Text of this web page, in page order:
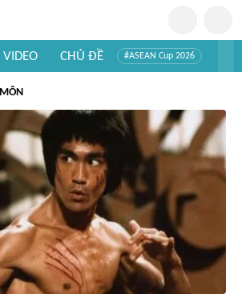
VIDEO CHỦ ĐỀ #ASEAN Cup 2026